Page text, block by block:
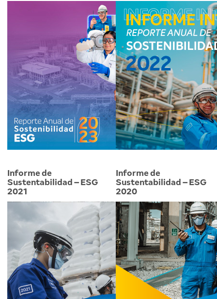
Informe de
Sustentabilidad – ESG
2021
Informe de
Sustentabilidad – ESG
2020